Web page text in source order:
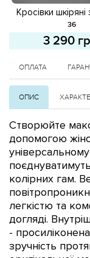
Кросівки шкіряні
587647 Білі
36
3 290
ОПЛАТА
ОПИС
Створюйте
допомогою
колірних гам.
легкістю та
догляді.
-
зручність